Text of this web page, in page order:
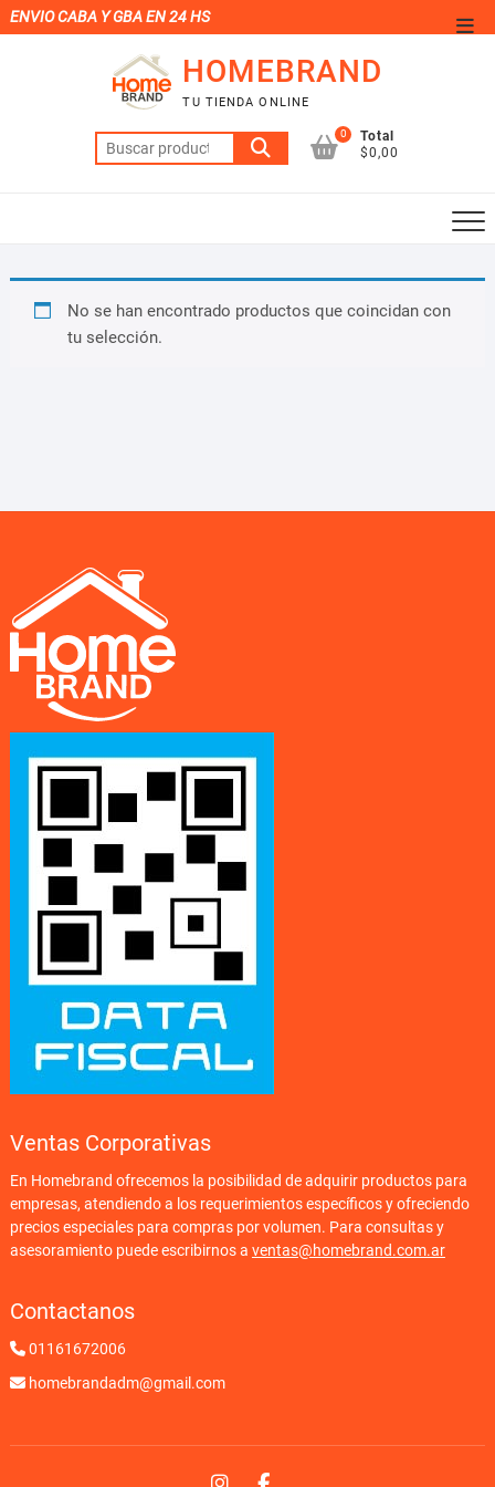
Saltar
al
ENVIO CABA Y GBA EN 24 HS
HOMEBRAND
TU TIENDA ONLINE
Buscar
por:
0
Total
$0,00
No se han encontrado productos que coincidan con
tu selección.
Ventas Corporativas
En Homebrand ofrecemos la posibilidad de adquirir productos para
empresas, atendiendo a los requerimientos específicos y ofreciendo
precios especiales para compras por volumen. Para consultas y
asesoramiento puede escribirnos a ventas@homebrand.com.ar
Contactanos
01161672006
homebrandadm@gmail.com
Instagram
Facebook